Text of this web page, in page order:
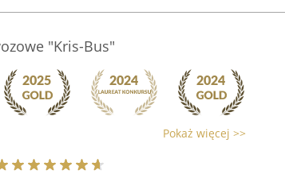
"Kris-Bus"
Pokaż więcej >>